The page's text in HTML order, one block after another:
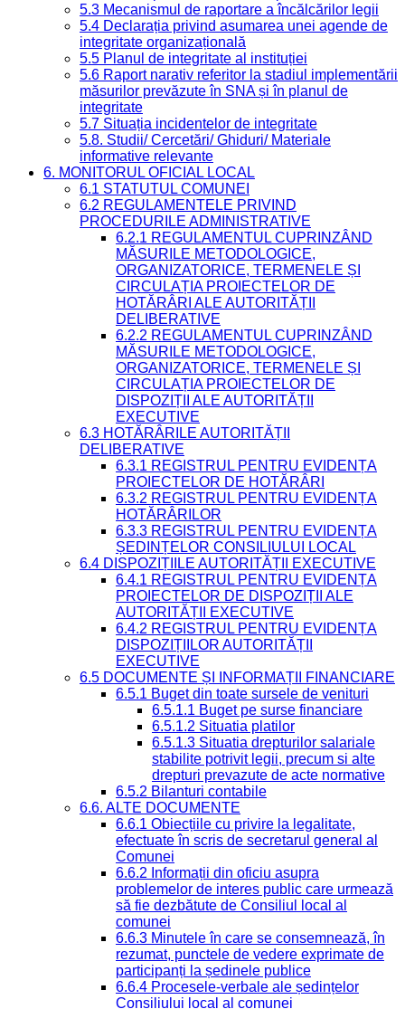
5.3 Mecanismul de raportare a încălcărilor legii
5.4 Declarația privind asumarea unei agende de
integritate organizațională
5.5 Planul de integritate al instituției
5.6 Raport narativ referitor la stadiul implementării
măsurilor prevăzute în SNA și în planul de
integritate
5.7 Situația incidentelor de integritate
5.8. Studii/ Cercetări/ Ghiduri/ Materiale
informative relevante
6. MONITORUL OFICIAL LOCAL
6.1 STATUTUL COMUNEI
6.2 REGULAMENTELE PRIVIND
PROCEDURILE ADMINISTRATIVE
6.2.1 REGULAMENTUL CUPRINZÂND
MĂSURILE METODOLOGICE,
ORGANIZATORICE, TERMENELE ȘI
CIRCULAȚIA PROIECTELOR DE
HOTĂRÂRI ALE AUTORITĂȚII
DELIBERATIVE
6.2.2 REGULAMENTUL CUPRINZÂND
MĂSURILE METODOLOGICE,
ORGANIZATORICE, TERMENELE ȘI
CIRCULAȚIA PROIECTELOR DE
DISPOZIȚII ALE AUTORITĂȚII
EXECUTIVE
6.3 HOTĂRÂRILE AUTORITĂȚII
DELIBERATIVE
6.3.1 REGISTRUL PENTRU EVIDENȚA
PROIECTELOR DE HOTĂRÂRI
6.3.2 REGISTRUL PENTRU EVIDENȚA
HOTĂRÂRILOR
6.3.3 REGISTRUL PENTRU EVIDENȚA
ȘEDINȚELOR CONSILIULUI LOCAL
6.4 DISPOZIȚIILE AUTORITĂȚII EXECUTIVE
6.4.1 REGISTRUL PENTRU EVIDENȚA
PROIECTELOR DE DISPOZIȚII ALE
AUTORITĂȚII EXECUTIVE
6.4.2 REGISTRUL PENTRU EVIDENȚA
DISPOZIȚIILOR AUTORITĂȚII
EXECUTIVE
6.5 DOCUMENTE ȘI INFORMAȚII FINANCIARE
6.5.1 Buget din toate sursele de venituri
6.5.1.1 Buget pe surse financiare
6.5.1.2 Situatia platilor
6.5.1.3 Situatia drepturilor salariale
stabilite potrivit legii, precum si alte
drepturi prevazute de acte normative
6.5.2 Bilanturi contabile
6.6. ALTE DOCUMENTE
6.6.1 Obiecțiile cu privire la legalitate,
efectuate în scris de secretarul general al
Comunei
6.6.2 Informații din oficiu asupra
problemelor de interes public care urmează
să fie dezbătute de Consiliul local al
comunei
6.6.3 Minutele în care se consemnează, în
rezumat, punctele de vedere exprimate de
participanți la ședinele publice
6.6.4 Procesele-verbale ale ședințelor
Consiliului local al comunei